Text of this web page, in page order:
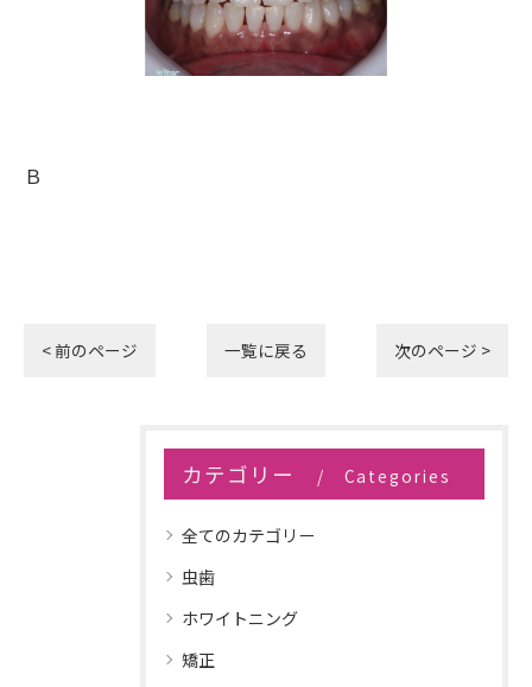
Ｂ
< 前のページ 一覧に戻る 次のページ >
カテゴリー Categories
全てのカテゴリー
虫歯
ホワイトニング
矯正